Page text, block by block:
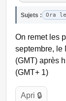
Sujets : Ora
On remet les
septembre, le
(GMT) après
(GMT+ 1)
Apri 🔒